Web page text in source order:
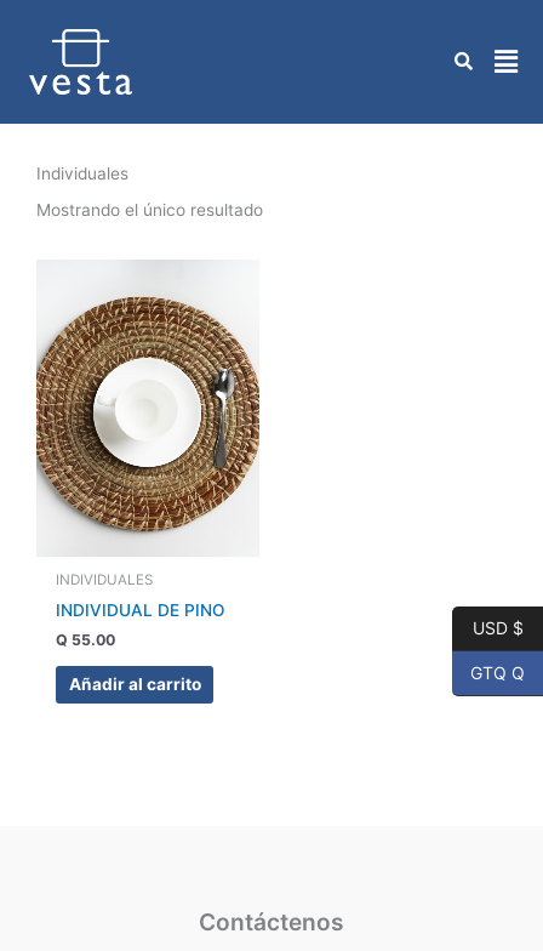
contenido
Individuales
Mostrando el único resultado
INDIVIDUALES
INDIVIDUAL DE PINO
Q 55.00
Añadir al carrito
Contáctenos
USD $
GTQ Q